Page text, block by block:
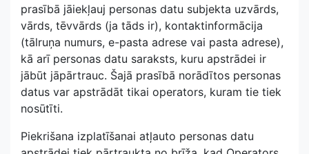
prasībā jāiekļauj personas datu subjekta uzvārds,
vārds, tēvvārds (ja tāds ir), kontaktinformācija
(tālruņa numurs, e-pasta adrese vai pasta adrese),
kā arī personas datu saraksts, kuru apstrādei ir
jābūt jāpārtrauc. Šajā prasībā norādītos personas
datus var apstrādāt tikai operators, kuram tie tiek
nosūtīti.
Piekrišana izplatīšanai atļauto personas datu